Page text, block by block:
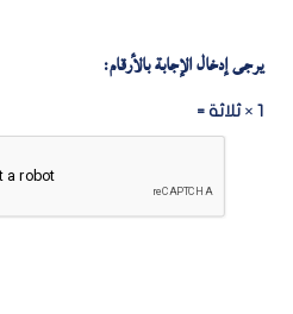
يرجى إدخال الإجابة بالأرقام:
1 × ثلاثة =